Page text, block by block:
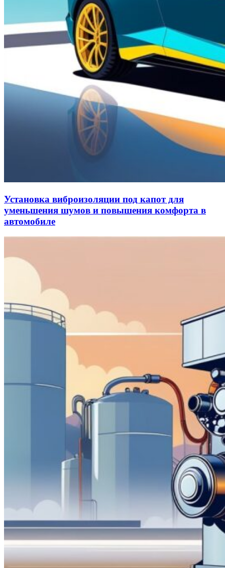
Установка виброизоляции под капот для
уменьшения шумов и повышения комфорта в
автомобиле